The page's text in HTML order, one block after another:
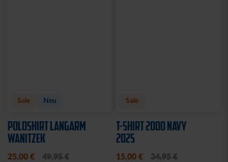
Sale Neu
POLOSHIRT LANGARM
WANITZEK
25,00 € 49,95 €
Sale
T-SHIRT 2000 NAVY
2025
15,00 € 34,95 €